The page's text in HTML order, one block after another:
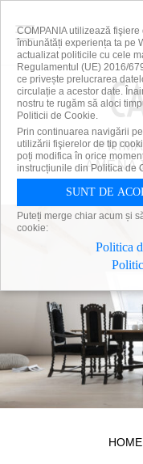
HOME
COMPANIA utilizează
îmbunătăți experiența ta pe
actualizat politicile cu cele
Regulamentul (UE) 2016/
ce privește prelucrarea
circulație a acestor date.
nostru te rugăm să aloci
Politicii de Cookie.
Prin continuarea navigării
utilizării fişierelor de tip
poți modifica în orice
instrucțiunile din Politica de
SUNT DE
Puteți merge chiar acum și
cookie:
Politica